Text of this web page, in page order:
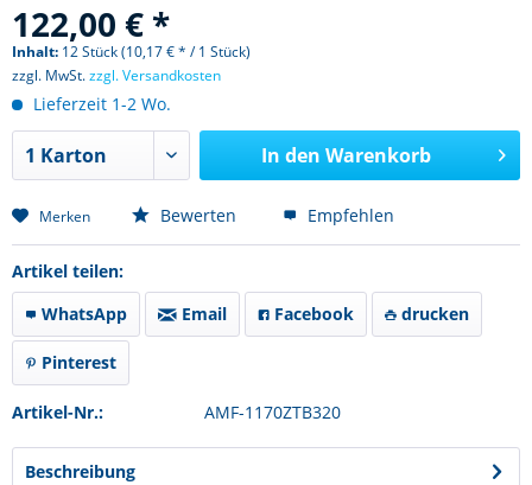
122,00 € *
Inhalt: 12 Stück (10,17 € * / 1 Stück)
zzgl. MwSt.zzgl. Versandkosten
Lieferzeit 1-2 Wo.
In den Warenkorb
Merken Bewerten Empfehlen
Artikel teilen:
WhatsApp
Email Facebook drucken
Pinterest
Artikel-Nr.: AMF-1170ZTB320
Beschreibung